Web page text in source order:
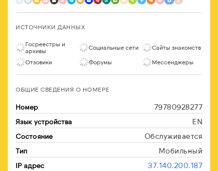
ИСТОЧНИКИ ДАННЫХ
Госреестры и
архивы
Социальные сети Сайты знакомств
Отзовики Форумы Мессенджеры
ОБЩИЕ СВЕДЕНИЯ О НОМЕРЕ
Номер 79780928277
Язык устройства EN
Состояние Обслуживается
Тип Мобильный
IP адрес 37.140.200.187